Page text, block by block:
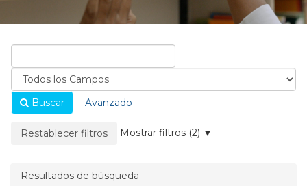
Buscar
Avanzado
La página se recargará cuando se elimine un filtro.
Restablecer filtros Mostrar filtros (2)
Resultados de búsqueda